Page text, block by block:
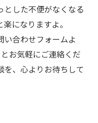
とした不便がなくなる
になりますよ。
い合わせフォームよ
お気軽にご連絡くだ
を、心よりお待ちして